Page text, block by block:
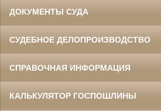
ДОКУМЕНТЫ СУДА
СУДЕБНОЕ ДЕЛОПРОИЗВОДСТВО
СПРАВОЧНАЯ ИНФОРМАЦИЯ
КАЛЬКУЛЯТОР ГОСПОШЛИНЫ